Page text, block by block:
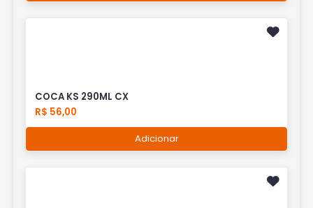
COCA KS 290ML CX
R$ 56,00
Adicionar